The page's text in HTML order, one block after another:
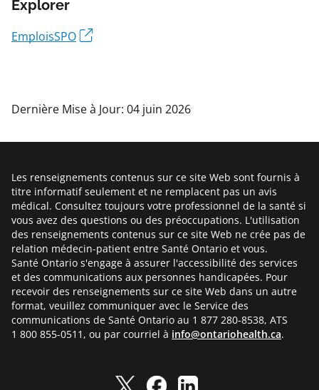
Explorer
EmploisSPO
Dernière Mise à Jour: 04 juin 2026
Les renseignements contenus sur ce site Web sont fournis à
titre informatif seulement et ne remplacent pas un avis
médical. Consultez toujours votre professionnel de la santé si
vous avez des questions ou des préoccupations. L'utilisation
des renseignements contenus sur ce site Web ne crée pas de
relation médecin-patient entre Santé Ontario et vous.
Santé Ontario s'engage à assurer l'accessibilité des services
et des communications aux personnes handicapées. Pour
recevoir des renseignements sur ce site Web dans un autre
format, veuillez communiquer avec le Service des
communications de Santé Ontario au 1 877 280-8538, ATS
1 800 855-0511, ou par courriel à info@ontariohealth.ca.